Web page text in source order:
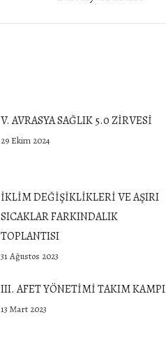
V. AVRASYA SAĞLIK 5.0 ZİRVESİ
29 Ekim 2024
YAŞAMAK”
İKLİM DEĞİŞİKLİKLERİ VE AŞIRI
SICAKLAR FARKINDALIK
TOPLANTISI
31 Ağustos 2023
III. AFET YÖNETİMİ TAKIM KAMPI
13 Mart 2023